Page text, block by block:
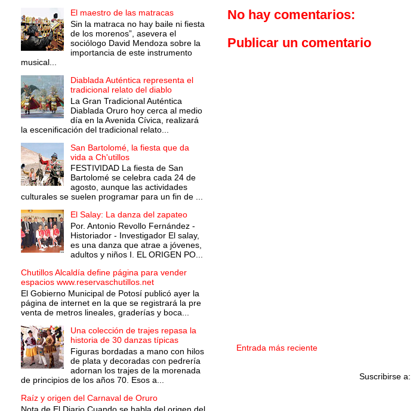
No hay comentarios:
Publicar un comentario
Entrada más reciente
Suscribirse a:
El maestro de las matracas
Sin la matraca no hay baile ni fiesta
de los morenos”, asevera el
sociólogo David Mendoza sobre la
importancia de este instrumento
musical...
Diablada Auténtica representa el
tradicional relato del diablo
La Gran Tradicional Auténtica
Diablada Oruro hoy cerca al medio
día en la Avenida Cívica, realizará
la escenificación del tradicional relato...
San Bartolomé, la fiesta que da
vida a Ch'utillos
FESTIVIDAD La fiesta de San
Bartolomé se celebra cada 24 de
agosto, aunque las actividades
culturales se suelen programar para un fin de ...
El Salay: La danza del zapateo
Por. Antonio Revollo Fernández -
Historiador - Investigador El salay,
es una danza que atrae a jóvenes,
adultos y niños I. EL ORIGEN PO...
Chutillos Alcaldía define página para vender
espacios www.reservaschutillos.net
El Gobierno Municipal de Potosí publicó ayer la
página de internet en la que se registrará la pre
venta de metros lineales, graderías y boca...
Una colección de trajes repasa la
historia de 30 danzas típicas
Figuras bordadas a mano con hilos
de plata y decoradas con pedrería
adornan los trajes de la morenada
de principios de los años 70. Esos a...
Raíz y origen del Carnaval de Oruro
Nota de El Diario Cuando se habla del origen del